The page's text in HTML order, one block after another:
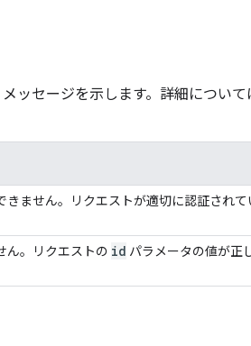
ッセージを示します。詳細について
ません。リクエストが適切に認証されて
ん。リクエストの id パラメータの値が正